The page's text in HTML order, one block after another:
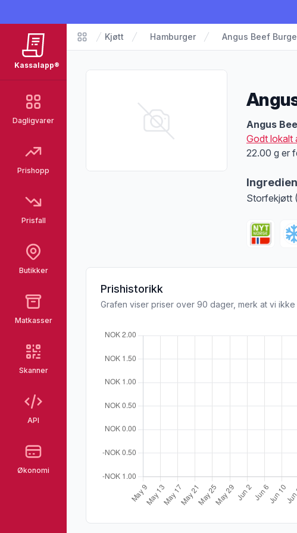
Kassalapp®
Dagligvarer
Prishopp
Prisfall
Butikker
Matkasser
Skanner
API
Økonomi
Matvarer
Kjøtt Hamburger Angus Beef
Angus
Godt lokalt
22.00 g er
Storfekjøtt
Prishistorikk
Grafen viser priser over 90 dager, merk at vi